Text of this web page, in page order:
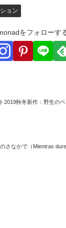
ョン
をフォローす
2019秋冬新作：野生の
さなかで（Mientras dure